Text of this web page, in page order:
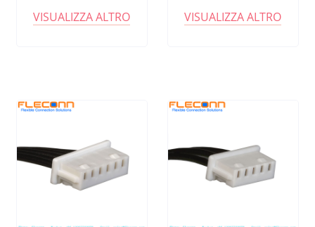
VISUALIZZA ALTRO VISUALIZZA ALTRO